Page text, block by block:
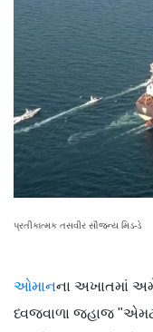
પ્રતીકાત્મક તસવીર સૌજન્ય મિડ-ડે
ઓમાનના અખાતમાં
ધ્વજવાળા જહાજ